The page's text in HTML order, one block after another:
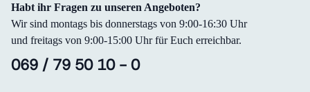
Habt ihr Fragen zu unseren Angeboten?
Wir sind montags bis donnerstags von 9:00-16:30 Uhr
und freitags von 9:00-15:00 Uhr für Euch erreichbar.
069 / 79 50 10 - 0